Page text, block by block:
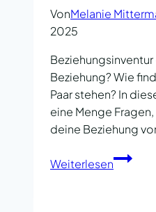
VonMelanie
2025
Beziehung? Wie
Paar stehen? In
eine Menge
deine Beziehung
Weiterlesen
–